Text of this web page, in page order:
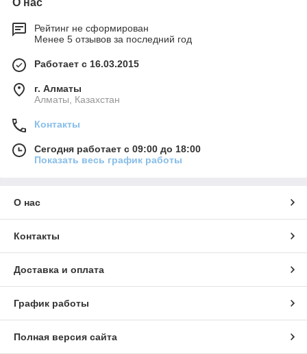
О нас
Рейтинг не сформирован
Менее 5 отзывов за последний год
Работает с 16.03.2015
г. Алматы
Алматы, Казахстан
Контакты
Сегодня работает с 09:00 до 18:00
Показать весь график работы
О нас
Контакты
Доставка и оплата
График работы
Полная версия сайта